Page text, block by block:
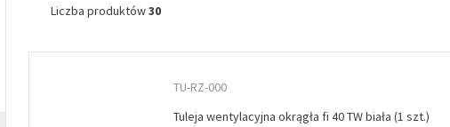
Liczba produktów30
TU-RZ-000
Tuleja wentylacyjna okrągła fi 40 TW biała (1 szt.)